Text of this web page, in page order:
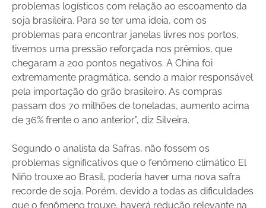
problemas logísticos com relação ao escoamento da
soja brasileira. Para se ter uma ideia, com os
problemas para encontrar janelas livres nos portos,
tivemos uma pressão reforçada nos prêmios, que
chegaram a 200 pontos negativos. A China foi
extremamente pragmática, sendo a maior responsável
pela importação do grão brasileiro. As compras
passam dos 70 milhões de toneladas, aumento acima
de 36% frente o ano anterior”, diz Silveira.
Segundo o analista da Safras, não fossem os
problemas significativos que o fenômeno climático El
Niño trouxe ao Brasil, poderia haver uma nova safra
recorde de soja. Porém, devido a todas as dificuldades
que o fenômeno trouxe, haverá redução relevante na